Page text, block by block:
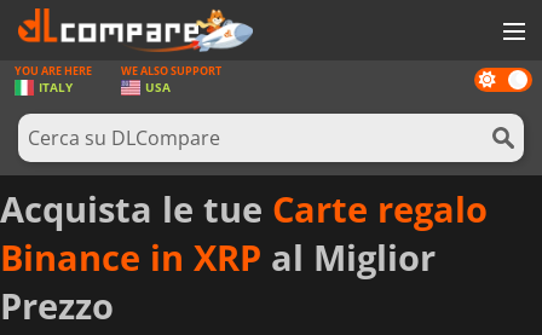
GIOCHI
PREPAGATE
SOFTWARE
REWARDS
HARDWARE
NOTIZIE
Dark
mode
YOU ARE HERE
ITALY
WE ALSO SUPPORT
USA
Acquista le tue Carte regalo
Binance in XRP al Miglior
Prezzo